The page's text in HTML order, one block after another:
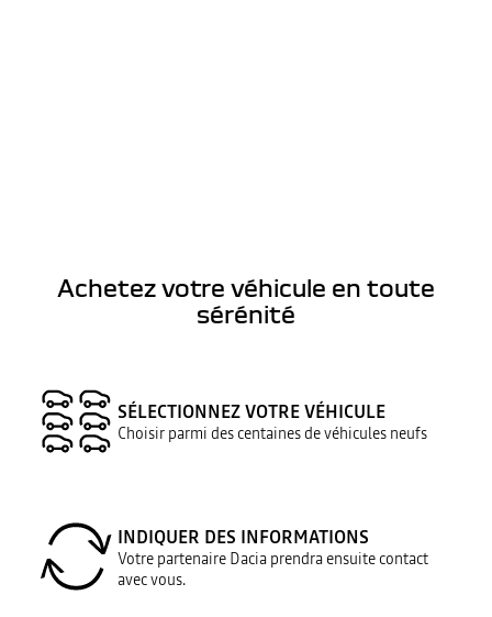
Achetez votre véhicule en toute
sérénité
SÉLECTIONNEZ VOTRE VÉHICULE
Choisir parmi des centaines de véhicules neufs
INDIQUER DES INFORMATIONS
Votre partenaire Dacia prendra ensuite contact
avec vous.